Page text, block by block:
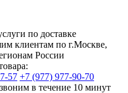
по доставке
клиентам по г.Москве,
России
57 +7 (977) 977-90-70
в течение 10 минут